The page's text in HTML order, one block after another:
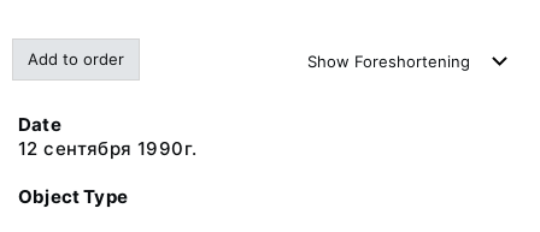
Add to order Show Foreshortening
Date
12 сентября 1990г.
Object Type